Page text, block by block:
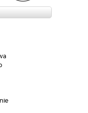
do +35°C